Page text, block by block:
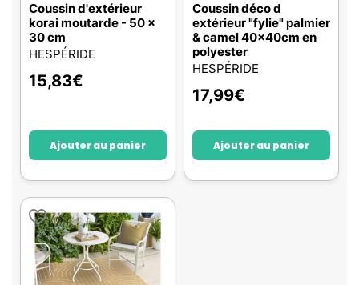
Coussin d'extérieur
korai moutarde - 50 x
30 cm
HESPÉRIDE
15,83€
Ajouter au panier
Coussin déco d
extérieur "fylie" palmier
& camel 40x40cm en
polyester
HESPÉRIDE
17,99€
Ajouter au panier